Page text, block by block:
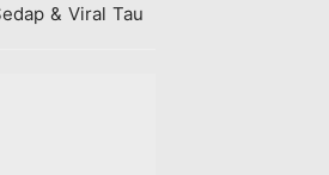
& Viral Tau